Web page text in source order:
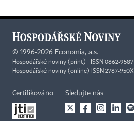
© 1996-2026 Economia, a.s.
Hospodářské noviny (print) ISSN 0862-9587
Hospodářské noviny (online) ISSN 2787-950X
Certifikováno Sledujte nás